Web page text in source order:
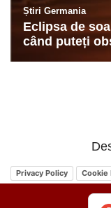
Privacy Policy Cookie